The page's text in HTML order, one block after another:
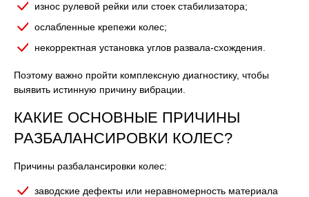
износ рулевой рейки или стоек стабилизатора;
ослабленные крепежи колес;
некорректная установка углов развала-схождения.
Поэтому важно пройти комплексную диагностику, чтобы
выявить истинную причину вибрации.
КАКИЕ ОСНОВНЫЕ ПРИЧИНЫ
РАЗБАЛАНСИРОВКИ КОЛЕС?
Причины разбалансировки колес:
заводские дефекты или неравномерность материала